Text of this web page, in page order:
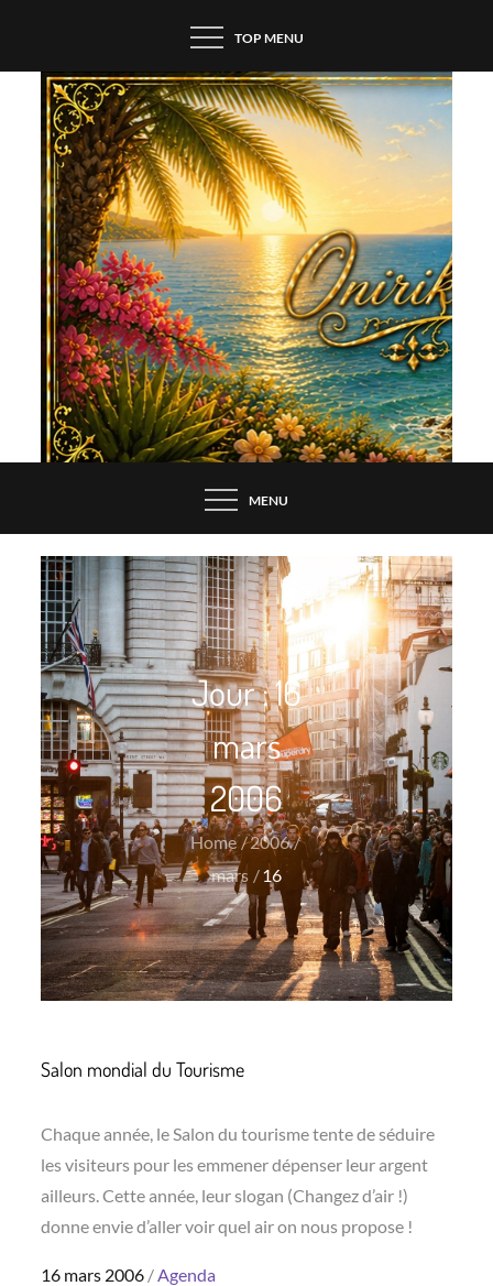
content
TOP MENU
MENU
Jour :16
mars
2006
Home
2006
mars
16
Salon mondial du Tourisme
Chaque année, le Salon du tourisme tente de séduire
les visiteurs pour les emmener dépenser leur argent
ailleurs. Cette année, leur slogan (Changez d’air !)
donne envie d’aller voir quel air on nous propose !
Posted
16 mars 2006 Agenda